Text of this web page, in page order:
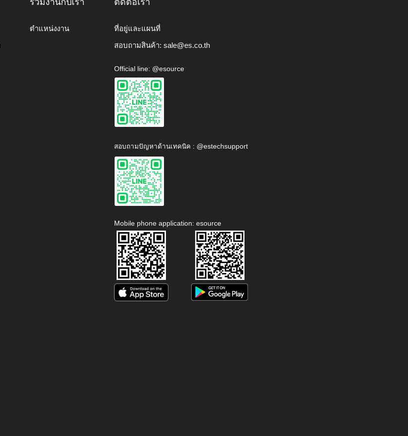
ร่วมงานกับเรา
ตำแหน่งงาน
ติดต่อเรา
ที่อยู่และแผนที่
สอบถามสินค้า: sale@es.co.th
Official line: @esource
สอบถามปัญหาด้านเทคนิค : @estechsupport
Mobile phone application: esource